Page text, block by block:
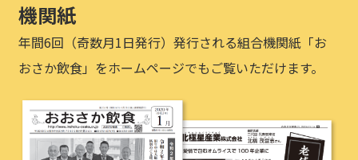
機関紙
年間6回（奇数月1日発行）発行される組合機関紙「お
おさか飲食」をホームページでもご覧いただけます。